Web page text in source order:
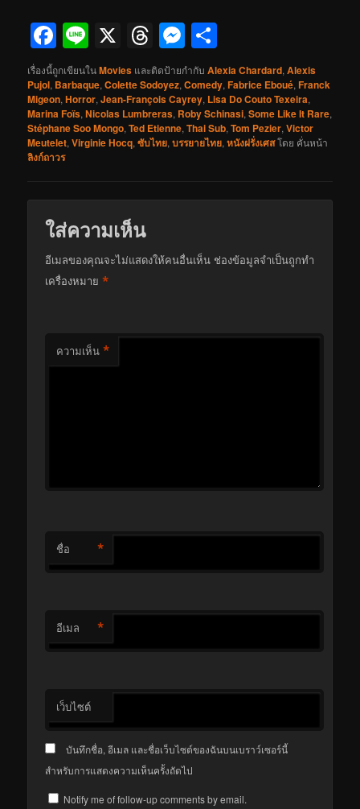
Facebook
Line
X Threads
Messenger
เรื่องนี้ถูกเขียนในMovies และติดป้ายกำกับAlexia Chardard,Alexis
Pujol, Barbaque,Colette Sodoyez,Comedy,Fabrice Eboué,Franck
Migeon,Horror,Jean-François Cayrey, Lisa Do Couto Texeira,
Marina Foïs,Nicolas Lumbreras, Roby Schinasi,Some Like It Rare,
Stéphane Soo Mongo,Ted Etienne,Thai Sub,Tom Pezier,Victor
Meutelet,Virginie Hocq,ซับไทย,บรรยายไทย,หนังฝรั่งเศสโดย คั่นหน้า
ลิงก์ถาวร
ใส่ความเห็น
อีเมลของคุณจะไม่แสดงให้คนอื่นเห็น ช่องข้อมูลจำเป็นถูกทำ
เครื่องหมาย*
ความเห็น *
ชื่อ *
อีเมล *
เว็บไซต์
บันทึกชื่อ, อีเมล และชื่อเว็บไซต์ของฉันบนเบราว์เซอร์นี้
สำหรับการแสดงความเห็นครั้งถัดไป
Notify me of follow-up comments by email.